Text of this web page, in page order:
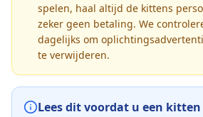
spelen, haal altijd de kittens
zeker geen betaling. We
dagelijks om
te verwijderen.
Lees dit voordat u een